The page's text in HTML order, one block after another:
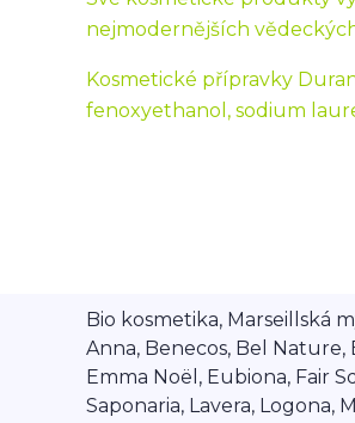
nejmodernějších
Kosmetické přípravky
fenoxyethanol, sodium
Bio kosmetika, Marseillská
Anna, Benecos, Bel Nature,
Emma Noël, Eubiona, Fair
Saponaria, Lavera, Logona,